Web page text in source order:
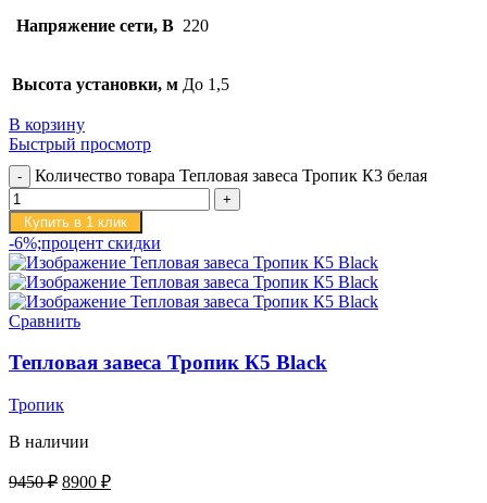
Напряжение сети, В 220
Высота установки, м До 1,5
В корзину
Быстрый просмотр
Количество товара Тепловая завеса Тропик К3 белая
Купить в 1 клик
-6%;процент скидки
Сравнить
Тепловая завеса Тропик К5 Black
Тропик
В наличии
9450₽ 8900 ₽